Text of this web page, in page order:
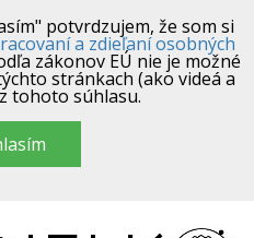
potvrdzujem, že som si
a zdieľaní osobných
zákonov EÚ nie je možné
stránkach (ako videá a
tohoto súhlasu.